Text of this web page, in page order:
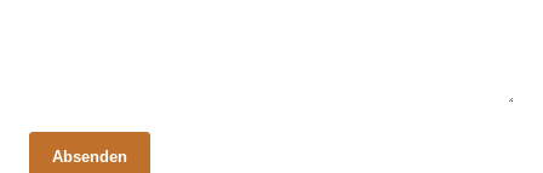
Absenden